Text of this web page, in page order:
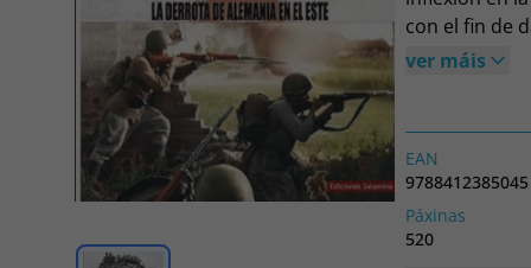
con el fin de
conocido por
archivo
campaña de
grandes y
Soviética,
ver máis
EAN
9788412385045
Páxinas
520